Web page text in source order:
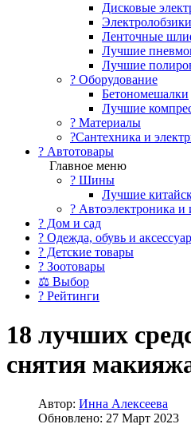
Дисковые
Электролобзики
Ленточные
Лучшие
Лучшие
?️ Оборудование
Бетономешалки
Лучшие
? Материалы
?Сантехника и
? Автотовары
Главное меню
? Шины
Лучшие
? Автоэлектроника и
? Дом и сад
? Одежда, обувь и
? Детские товары
? Зоотовары
⚖ Выбор
? Рейтинги
18 лучших
снятия
Автор: Инна Алексеева
Обновлено: 27 Март 2023